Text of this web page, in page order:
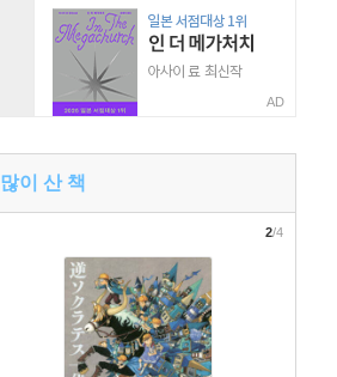
AD
많이 산 책
2/4